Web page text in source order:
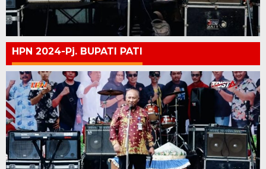
HPN 2024-Pj. BUPATI PATI